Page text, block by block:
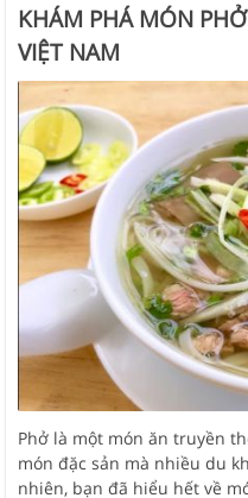
KHÁM PHÁ MÓN
VIỆT NAM
Phở là một món ăn truyền
món đặc sản mà nhiều du
nhiên, bạn đã hiểu hết về